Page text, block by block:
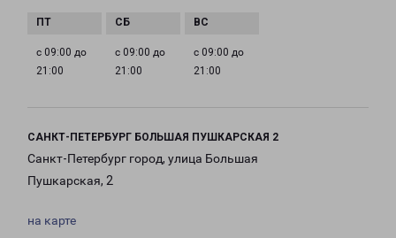
с 09:00 до
21:00
с 09:00 до
21:00
с 09:00 до
21:00
САНКТ-ПЕТЕРБУРГ БОЛЬШАЯ ПУШКАРСКАЯ 2
Санкт-Петербург город, улица Большая
Пушкарская, 2
на карте